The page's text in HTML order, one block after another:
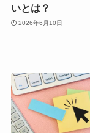
いとは？
2026年6月10日